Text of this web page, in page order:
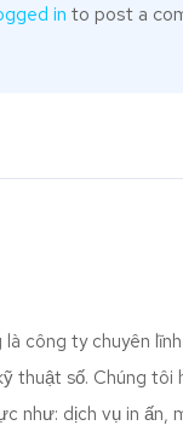
in to post a
là công ty chuyên
thuật số. Chúng tôi
như: dịch vụ in ấn,